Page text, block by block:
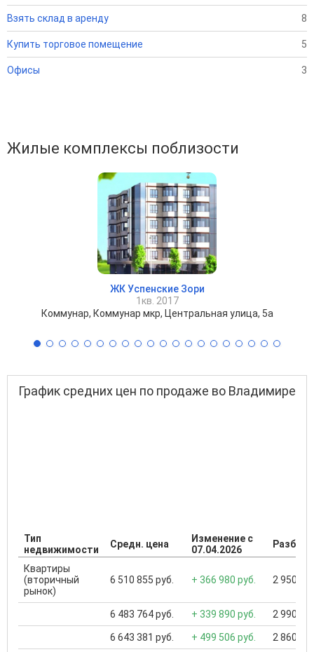
Взять склад в аренду 8
Купить торговое помещение 5
Офисы 3
Жилые комплексы поблизости
ЖК Успенские Зори
1кв. 2017
Коммунар, Коммунар мкр, Центральная улица, 5а
График средних цен по продаже во Владимире
Тип
недвижимости
Средн. цена
Изменение с
07.04.2026
Квартиры
(вторичный
рынок)
6 510 855 руб. + 366 980 руб. 2 950
6 483 764 руб. + 339 890 руб. 2 990
6 643 381 руб. + 499 506 руб. 2 860